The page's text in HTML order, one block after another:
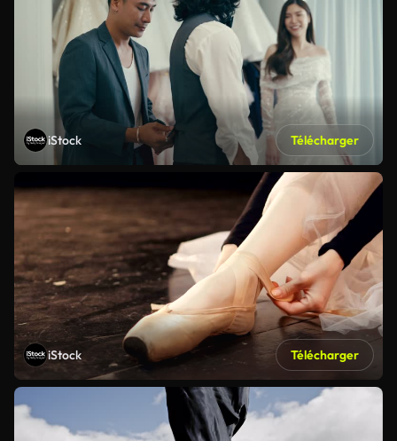
iStock Télécharger
iStock Télécharger